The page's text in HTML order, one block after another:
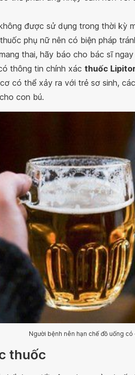
được sử dụng trong thời kỳ
phụ nữ nên có biện pháp
thai, hãy báo cho bác sĩ
thông tin chính xác thuốc
có thể xảy ra với trẻ sơ sinh,
con bú.
Người bệnh nên hạn chế đồ uống
thuốc